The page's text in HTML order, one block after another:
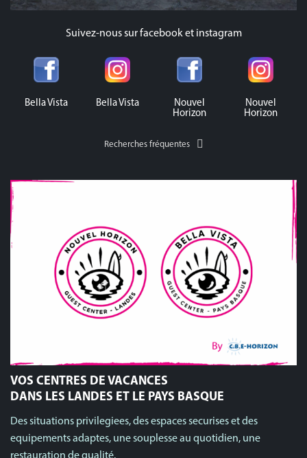
Suivez-nous sur facebook et instagram
Bella Vista Bella Vista
Nouvel
Horizon
Nouvel
Horizon
Recherches fréquentes
VOS CENTRES DE VACANCES
DANS LES LANDES ET LE PAYS BASQUE
Des situations privilegiees, des espaces securises et des
equipements adaptes, une souplesse au quotidien, une
restauration de qualité.